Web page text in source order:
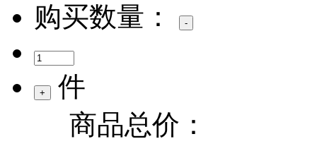
购买数量：
件
商品总价：